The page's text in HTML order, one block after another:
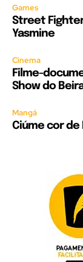
Games
Street
Yasmine
Cinema
Filme-
Show do
Mangá
Ciúme cor de